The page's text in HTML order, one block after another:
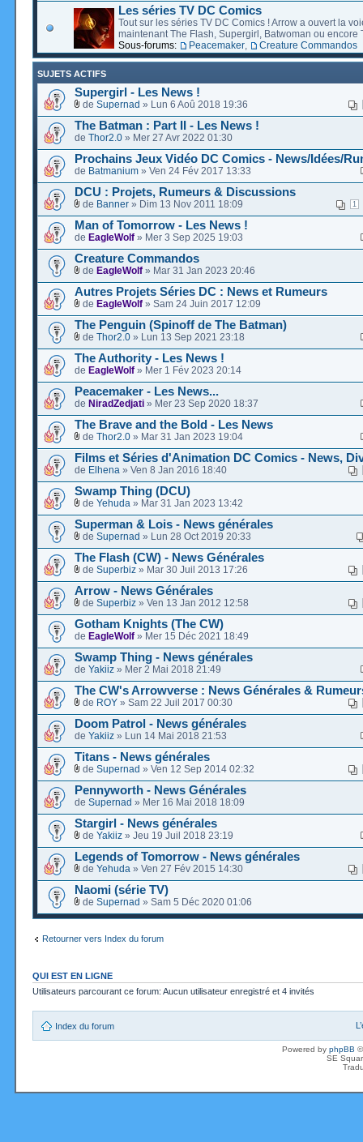
Les séries TV DC Comics
Tout sur les séries TV DC Comics ! Arrow a ouvert la
maintenant The Flash, Supergirl, Batwoman ou encore
Sous-forums:
Peacemaker, Creature Commandos
SUJETS ACTIFS
Supergirl - Les News !
de Supernad » Lun 6 Aoû 2018 19:36
The Batman : Part II - Les News !
de Thor2.0 » Mer 27 Avr 2022 01:30
Prochains Jeux Vidéo DC Comics - News/Idées/
de Batmanium » Ven 24 Fév 2017 13:33
DCU : Projets, Rumeurs & Discussions
1
de Banner » Dim 13 Nov 2011 18:09
Man of Tomorrow - Les News !
de EagleWolf » Mer 3 Sep 2025 19:03
Creature Commandos
de EagleWolf » Mar 31 Jan 2023 20:46
Autres Projets Séries DC : News et Rumeurs
de EagleWolf » Sam 24 Juin 2017 12:09
The Penguin (Spinoff de The Batman)
de Thor2.0 » Lun 13 Sep 2021 23:18
The Authority - Les News !
de EagleWolf » Mer 1 Fév 2023 20:14
Peacemaker - Les News...
de NiradZedjati » Mer 23 Sep 2020 18:37
The Brave and the Bold - Les News
de Thor2.0 » Mar 31 Jan 2023 19:04
Films et Séries d'Animation DC Comics - News,
de Elhena » Ven 8 Jan 2016 18:40
Swamp Thing (DCU)
de Yehuda » Mar 31 Jan 2023 13:42
Superman & Lois - News générales
de Supernad » Lun 28 Oct 2019 20:33
The Flash (CW) - News Générales
de Superbiz » Mar 30 Juil 2013 17:26
Arrow - News Générales
de Superbiz » Ven 13 Jan 2012 12:58
Gotham Knights (The CW)
de EagleWolf » Mer 15 Déc 2021 18:49
Swamp Thing - News générales
de Yakiiz » Mer 2 Mai 2018 21:49
The CW's Arrowverse : News Générales &
de ROY » Sam 22 Juil 2017 00:30
Doom Patrol - News générales
de Yakiiz » Lun 14 Mai 2018 21:53
Titans - News générales
de Supernad » Ven 12 Sep 2014 02:32
Pennyworth - News Générales
de Supernad » Mer 16 Mai 2018 18:09
Stargirl - News générales
de Yakiiz » Jeu 19 Juil 2018 23:19
Legends of Tomorrow - News générales
de Yehuda » Ven 27 Fév 2015 14:30
Naomi (série TV)
de Supernad » Sam 5 Déc 2020 01:06
Retourner vers Index du forum
QUI EST EN LIGNE
Utilisateurs parcourant ce forum: Aucun utilisateur enregistré et 4 invités
Index du forum
Powered by phpBB
SE